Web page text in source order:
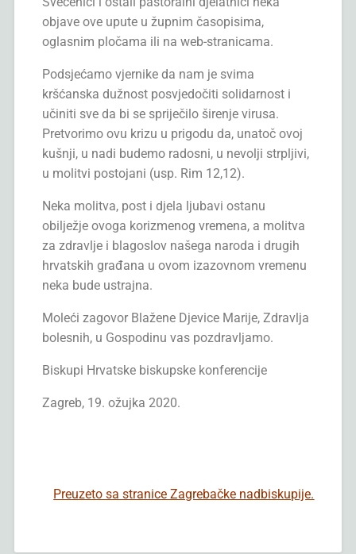
objave ove upute u župnim časopisima,
oglasnim pločama ili na web-stranicama.
Podsjećamo vjernike da nam je svima
kršćanska dužnost posvjedočiti solidarnost i
učiniti sve da bi se spriječilo širenje virusa.
Pretvorimo ovu krizu u prigodu da, unatoč ovoj
kušnji, u nadi budemo radosni, u nevolji strpljivi,
u molitvi postojani (usp. Rim 12,12).
Neka molitva, post i djela ljubavi ostanu
obilježje ovoga korizmenog vremena, a molitva
za zdravlje i blagoslov našega naroda i drugih
hrvatskih građana u ovom izazovnom vremenu
neka bude ustrajna.
Moleći zagovor Blažene Djevice Marije, Zdravlja
bolesnih, u Gospodinu vas pozdravljamo.
Biskupi Hrvatske biskupske konferencije
Zagreb, 19. ožujka 2020.
Preuzeto sa stranice Zagrebačke nadbiskupije.